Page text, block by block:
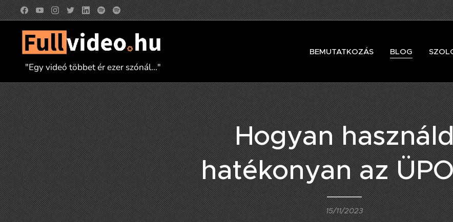
"Egy videó többet ér ezer szónál..."
BEMUTATKOZÁS BLOG
Hogyan
hatékonyan az
15/11/2023